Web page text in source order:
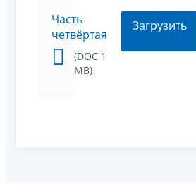
Часть
четвёртая
(DOC 1
MB)
Загрузить